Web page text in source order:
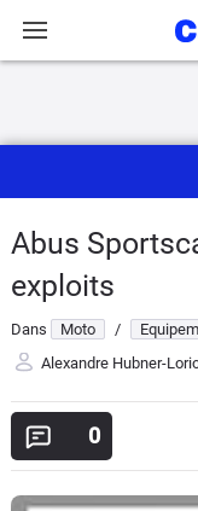
Actu
Essais
Equipement
Avis
Abus
exploits
Dans Moto /
Alexandre Hubner-
0